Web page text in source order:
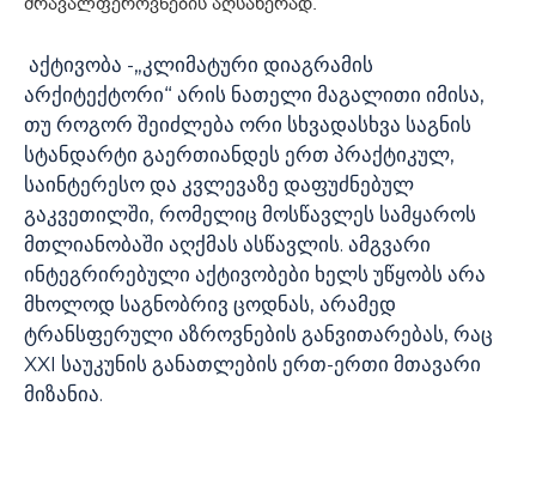
აქტივობა -„კლიმატური დიაგრამის
არქიტექტორი“ არის ნათელი მაგალითი იმისა,
თუ როგორ შეიძლება ორი სხვადასხვა საგნის
სტანდარტი გაერთიანდეს ერთ პრაქტიკულ,
საინტერესო და კვლევაზე დაფუძნებულ
გაკვეთილში, რომელიც მოსწავლეს სამყაროს
მთლიანობაში აღქმას ასწავლის. ამგვარი
ინტეგრირებული აქტივობები ხელს უწყობს არა
მხოლოდ საგნობრივ ცოდნას, არამედ
ტრანსფერული აზროვნების განვითარებას, რაც
XXI საუკუნის განათლების ერთ-ერთი მთავარი
მიზანია.